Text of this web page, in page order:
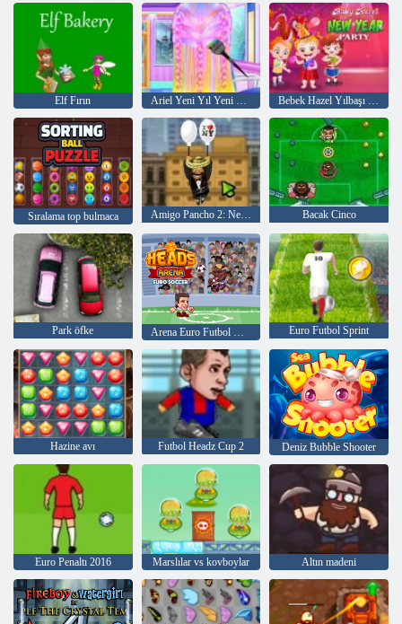
Elf Fırın Ariel Yeni Yıl Yeni Saç Modelleri Bebek Hazel Yılbaşı Partisi
Sıralama top bulmaca Amigo Pancho 2: New York Partisi Bacak Cinco
Park öfke Euro Futbol Sprint
Hazine avı Futbol Headz Cup 2 Deniz Bubble Shooter
Euro Penaltı 2016 Marslılar vs kovboylar Altın madeni